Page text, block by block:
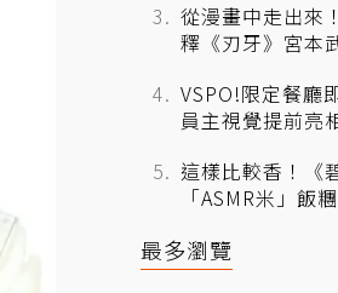
從漫畫中走出來
釋《刃牙》宮本
VSPO!限定餐廳
員主視覺提前亮
這樣比較香！《
「ASMR米」飯
最多瀏覽